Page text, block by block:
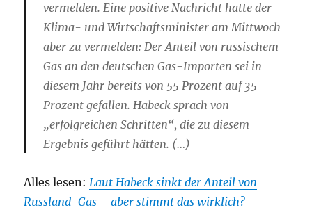
vermelden. Eine positive Nachricht hatte der
Klima- und Wirtschaftsminister am Mittwoch
aber zu vermelden: Der Anteil von russischem
Gas an den deutschen Gas-Importen sei in
diesem Jahr bereits von 55 Prozent auf 35
Prozent gefallen. Habeck sprach von
„erfolgreichen Schritten“, die zu diesem
Ergebnis geführt hätten. (…)
Alles lesen:Laut Habeck sinkt der Anteil von
Russland-Gas – aber stimmt das wirklich? –